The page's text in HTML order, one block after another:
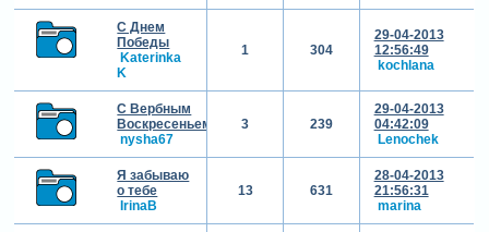
С Днем
Победы
Katerinka
K
1 304
29-04-2013
12:56:49
kochlana
С Вербным
Воскресеньем!
nysha67
3 239
29-04-2013
04:42:09
Lenochek
Я забываю
о тебе
IrinaB
13 631
28-04-2013
21:56:31
marina